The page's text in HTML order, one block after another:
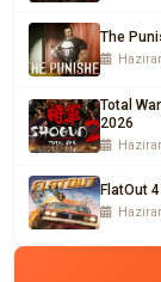
The
Total
2026
FlatOut